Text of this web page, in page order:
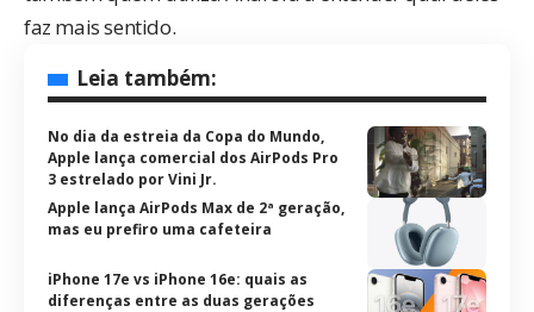
faz mais sentido.
Leia também:
No dia da estreia da Copa do Mundo,
Apple lança comercial dos AirPods Pro
3 estrelado por Vini Jr.
Apple lança AirPods Max de 2ª geração,
mas eu prefiro uma cafeteira
iPhone 17e vs iPhone 16e: quais as
diferenças entre as duas gerações